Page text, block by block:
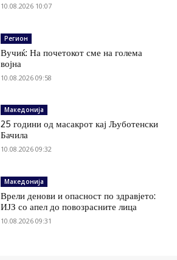
10.08.2026 10:07
Регион
Вучиќ: На почетокот сме на голема
војна
10.08.2026 09:58
Македонија
25 години од масакрот кај Љуботенски
Бачила
10.08.2026 09:32
Македонија
Врели денови и опасност по здравјето:
ИЈЗ со апел до повозрасните лица
10.08.2026 09:31